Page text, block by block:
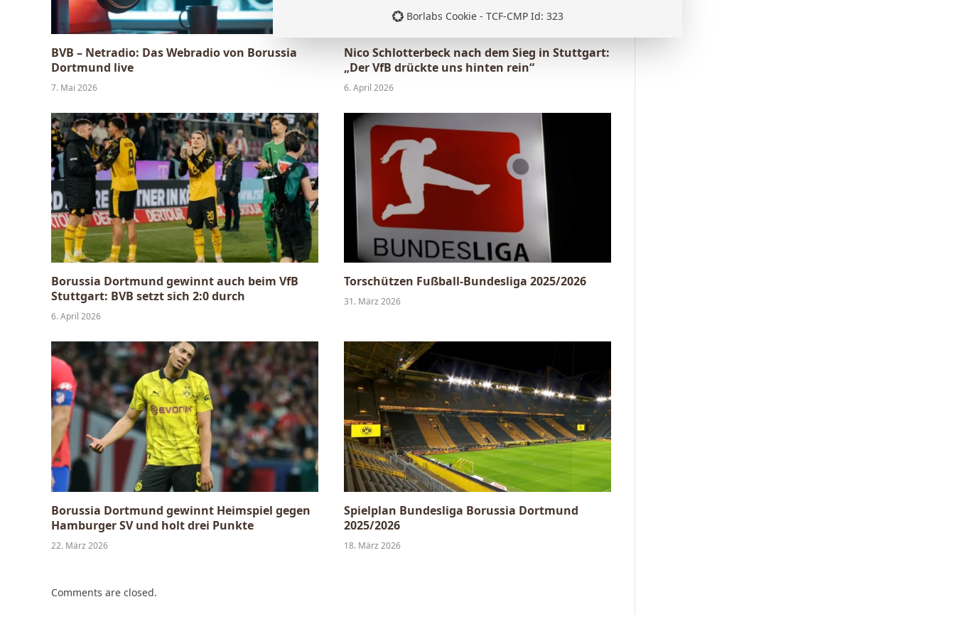
BVB – Netradio: Das Webradio von Borussia
Dortmund live
7. Mai 2026
Nico Schlotterbeck nach dem Sieg in Stuttgart:
„Der VfB drückte uns hinten rein“
6. April 2026
Borussia Dortmund gewinnt auch beim VfB
Stuttgart: BVB setzt sich 2:0 durch
6. April 2026
Torschützen Fußball-Bundesliga 2025/2026
31. März 2026
Borussia Dortmund gewinnt Heimspiel gegen
Hamburger SV und holt drei Punkte
22. März 2026
Spielplan Bundesliga Borussia Dortmund
2025/2026
18. März 2026
Comments are closed.
Borlabs Cookie - TCF-CMP Id: 323